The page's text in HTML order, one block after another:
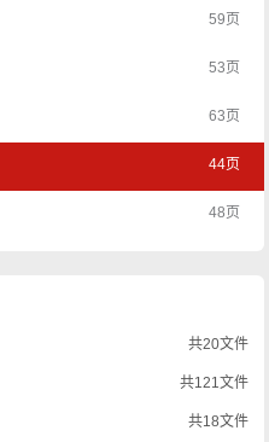
59页
53页
63页
44页
48页
共20文件
共121文件
共18文件